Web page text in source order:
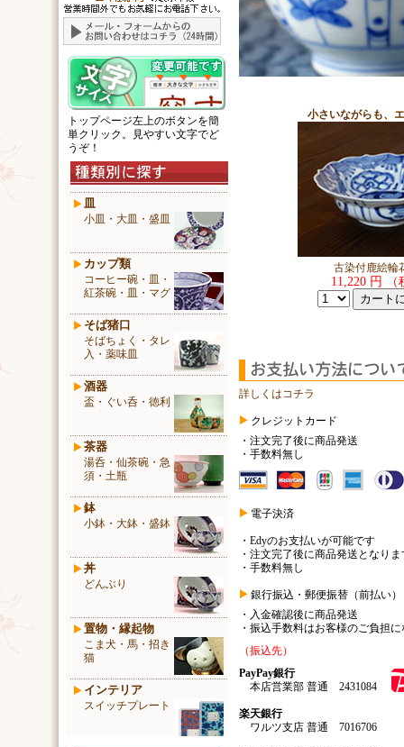
トップページ左上のボタンを簡
単クリック。見やすい文字でど
うぞ！
皿
小皿・大皿・盛皿
カップ類
コーヒー碗・皿・
紅茶碗・皿・マグ
そば猪口
そばちょく・タレ
入・薬味皿
酒器
盃・ぐい呑・徳利
茶器
湯呑・仙茶碗・急
須・土瓶
鉢
小鉢・大鉢・盛鉢
丼
どんぶり
置物・縁起物
こま犬・馬・招き
猫
インテリア
スイッチプレート
小さいながらも、
古染付鹿絵輪
11,220 円 （
詳しくはコチラ
クレジットカード
・注文完了後に商品発送
・手数料無し
電子決済
・Edyのお支払いが可能です
・注文完了後に商品発送となりま
・手数料無し
銀行振込・郵便振替（前払い）
・入金確認後に商品発送
・振込手数料はお客様のご負担
（振込先）
PayPay銀行
本店営業部 普通 2431084
楽天銀行
ワルツ支店 普通 7016706